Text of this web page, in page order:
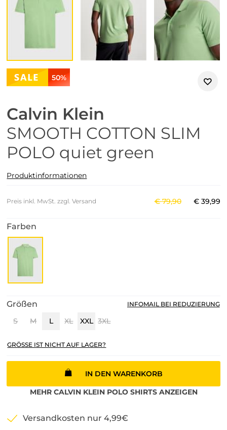
50%
Calvin Klein
SMOOTH COTTON SLIM
POLO quiet green
Produktinformationen
Preis inkl. MwSt. zzgl. Versand €79,90 € 39,99
Farben
Größen
S M L XL XXL 3XL
INFOMAIL BEI REDUZIERUNG
GRÖSSE IST NICHT AUF LAGER?
IN DEN WARENKORB
MEHR CALVIN KLEIN POLO SHIRTSANZEIGEN
Versandkosten nur 4,99€